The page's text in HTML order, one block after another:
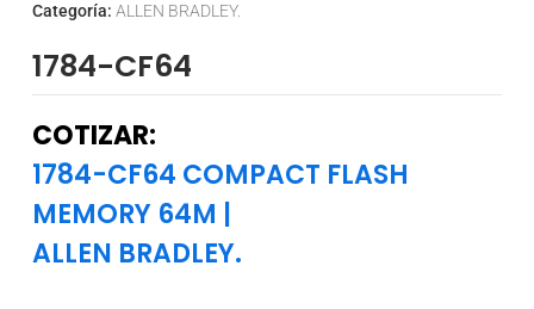
Categoría: ALLEN BRADLEY.
1784-CF64
COTIZAR:
1784-CF64 COMPACT FLASH
MEMORY 64M |
ALLEN BRADLEY.